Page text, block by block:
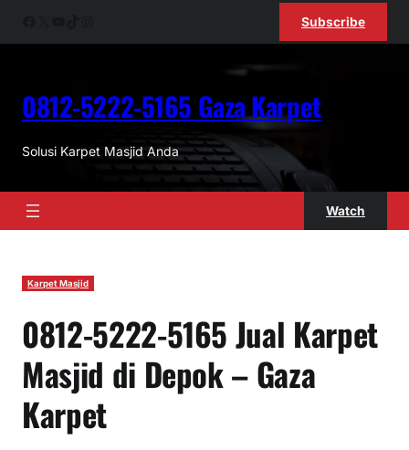
Subscribe
0812-5222-5165 Gaza Karpet
Solusi Karpet Masjid Anda
Watch
Karpet Masjid
0812-5222-5165 Jual Karpet
Masjid di Depok – Gaza
Karpet